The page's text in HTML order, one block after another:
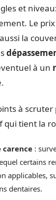
et
Le
la
à un
à
qui tient la
carence :
certains
applicables,
dentaires.